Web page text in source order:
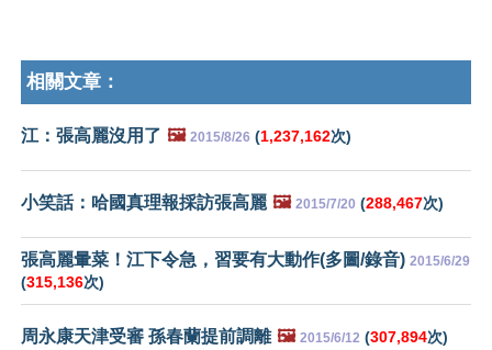
相關文章：
江：張高麗沒用了 🖼️ 2015/8/26 (1,237,162次)
小笑話：哈國真理報採訪張高麗 🖼️ 2015/7/20 (288,467次)
張高麗暈菜！江下令急，習要有大動作(多圖/錄音) 2015/6/29
(315,136次)
周永康天津受審 孫春蘭提前調離 🖼️ 2015/6/12 (307,894次)